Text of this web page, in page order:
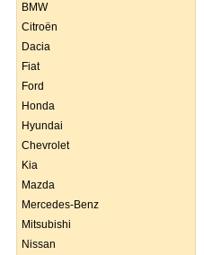
BMW
Citroën
Dacia
Fiat
Ford
Honda
Hyundai
Chevrolet
Kia
Mazda
Mercedes-Benz
Mitsubishi
Nissan